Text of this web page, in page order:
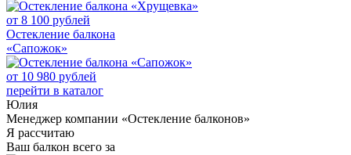
от 8 100 рублей
Остекление балкона
«Сапожок»
от 10 980 рублей
перейти в каталог
Юлия
Менеджер компании «Остекление балконов»
Я рассчитаю
Ваш балкон всего за